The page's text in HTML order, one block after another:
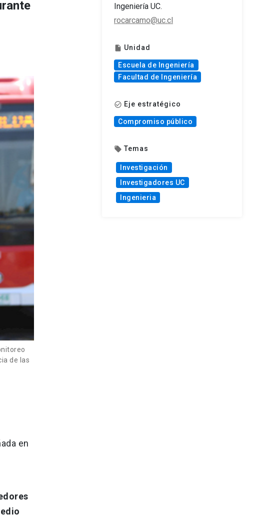
de las
en
Ingeniería UC.
rocarcamo@uc.cl
insert_drive_file Unidad
Escuela de Ingeniería
Facultad de Ingeniería
check_circle_outline Eje estratégico
Compromiso público
local_offer Temas
Investigación
Investigadores UC
Ingenieria